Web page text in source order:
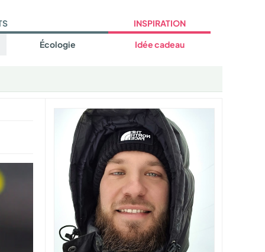
Écologie
INSPIRATION
Idée cadeau